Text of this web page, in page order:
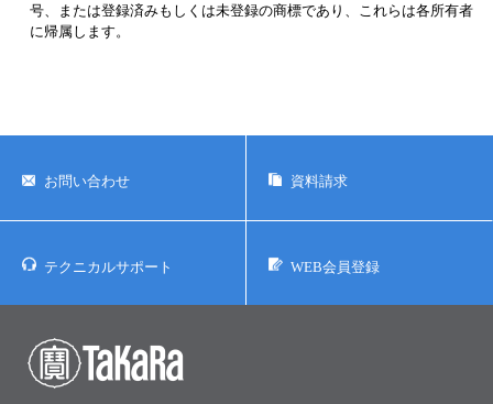
号、または登録済みもしくは未登録の商標であり、これらは各所有者
に帰属します。
お問い合わせ 資料請求
テクニカルサポート WEB会員登録